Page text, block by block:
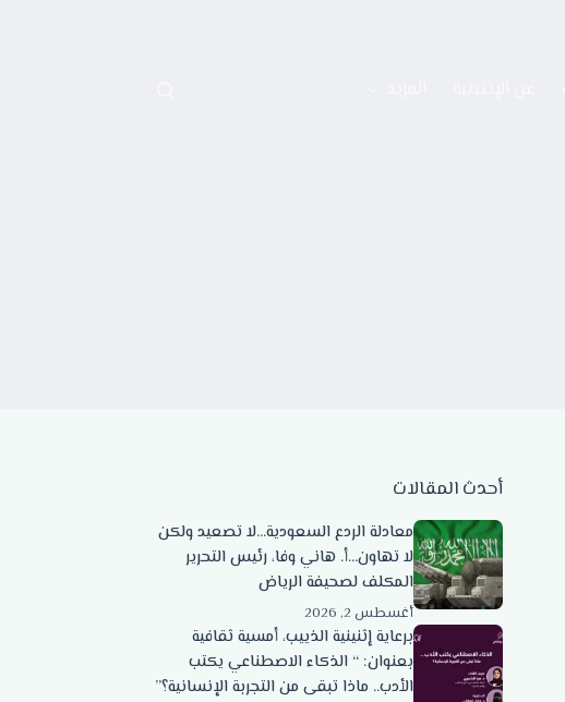
أحدث المقالات
معادلة الردع السعودية…لا تصعيد ولكن
لا تهاون…أ. هاني وفا، رئيس التحرير
المكلف لصحيفة الرياض
أغسطس 2, 2026
برعاية إثنينية الذييب، أمسية ثقافية
بعنوان: “ الذكاء الاصطناعي يكتب
الأدب.. ماذا تبقى من التجربة الإنسانية؟”